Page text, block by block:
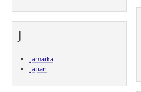
J
Jamaika
Japan